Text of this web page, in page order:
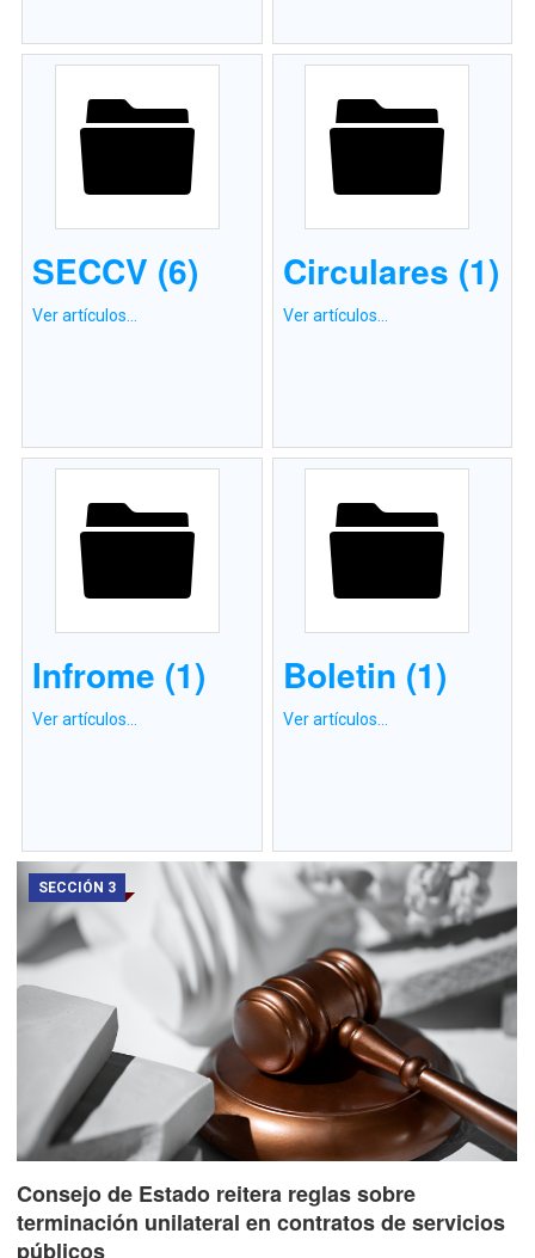
SECCV (6)
Ver artículos...
Circulares (1)
Ver artículos...
Infrome (1)
Ver artículos...
Boletin (1)
Ver artículos...
SECCIÓN 3
Consejo de Estado reitera reglas sobre
terminación unilateral en contratos de servicios
públicos